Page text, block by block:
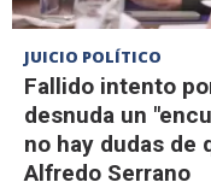
JUICIO POLÍTICO
Fallido intento
desnuda un
no hay dudas de
Alfredo Serrano